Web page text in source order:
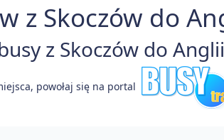
z Skoczów do
z Skoczów do
powołaj się na portal